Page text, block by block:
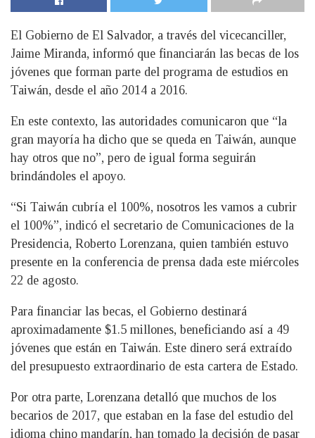
El Gobierno de El Salvador, a través del vicecanciller,
Jaime Miranda, informó que financiarán las becas de los
jóvenes que forman parte del programa de estudios en
Taiwán, desde el año 2014 a 2016.
En este contexto, las autoridades comunicaron que “la
gran mayoría ha dicho que se queda en Taiwán, aunque
hay otros que no”, pero de igual forma seguirán
brindándoles el apoyo.
“Si Taiwán cubría el 100%, nosotros les vamos a cubrir
el 100%”, indicó el secretario de Comunicaciones de la
Presidencia, Roberto Lorenzana, quien también estuvo
presente en la conferencia de prensa dada este miércoles
22 de agosto.
Para financiar las becas, el Gobierno destinará
aproximadamente $1.5 millones, beneficiando así a 49
jóvenes que están en Taiwán. Este dinero será extraído
del presupuesto extraordinario de esta cartera de Estado.
Por otra parte, Lorenzana detalló que muchos de los
becarios de 2017, que estaban en la fase del estudio del
idioma chino mandarín, han tomado la decisión de pasar